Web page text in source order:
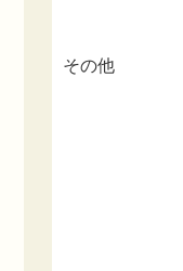
その他